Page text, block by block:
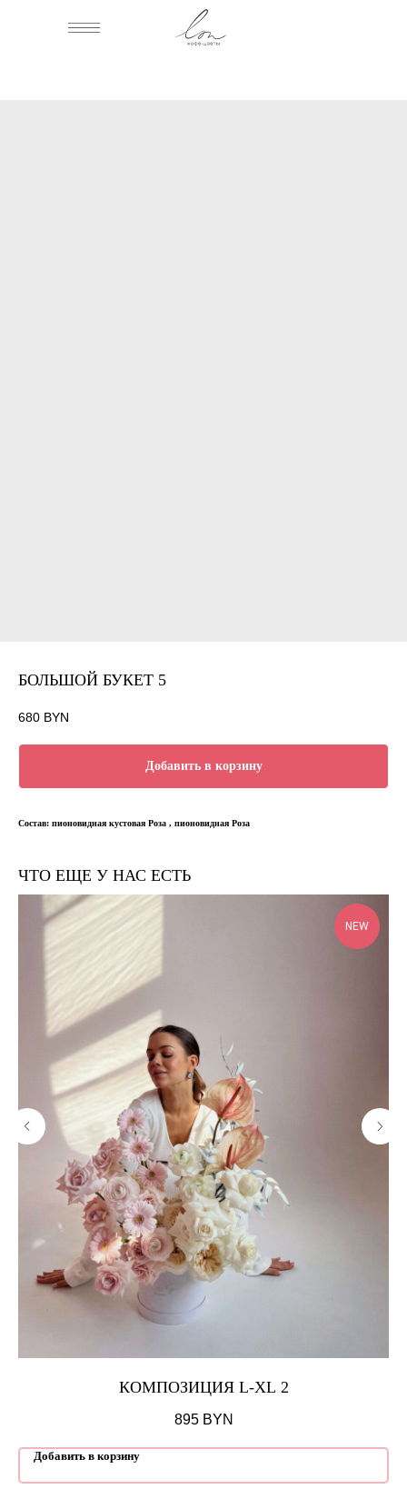
БОЛЬШОЙ БУКЕТ 5
680 BYN
Добавить в корзину
Состав: пионовидная кустовая Роза , пионовидная Роза
ЧТО ЕЩЕ У НАС ЕСТЬ
NEW
КОМПОЗИЦИЯ L-XL 2
895 BYN
Добавить в корзину